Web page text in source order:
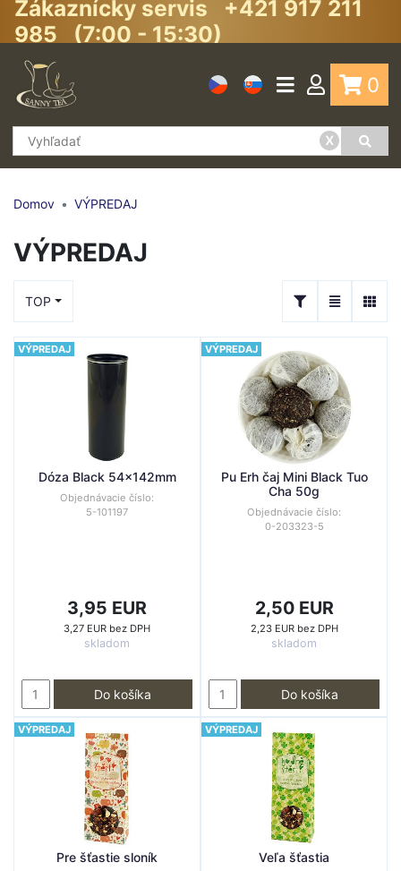
Zákaznícky servis +421 917 211
985 (7:00 - 15:30)
x
0
Domov VÝPREDAJ
VÝPREDAJ
TOP
VÝPREDAJ
Dóza Black 54x142mm
Objednávacie číslo:
5-101197
3,95 EUR
3,27 EUR bez DPH
skladom
Do košíka
VÝPREDAJ
Pu Erh čaj Mini Black Tuo
Cha 50g
Objednávacie číslo:
0-203323-5
2,50 EUR
2,23 EUR bez DPH
skladom
Do košíka
VÝPREDAJ
Pre šťastie sloník
VÝPREDAJ
Veľa šťastia